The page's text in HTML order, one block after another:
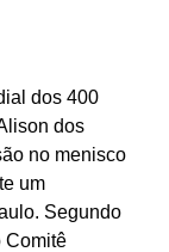
dos 400
dos
no menisco
um
Segundo
Comitê